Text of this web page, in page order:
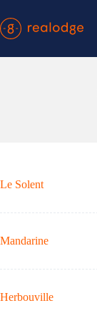
au
contenu
Le Solent
Mandarine
Herbouville